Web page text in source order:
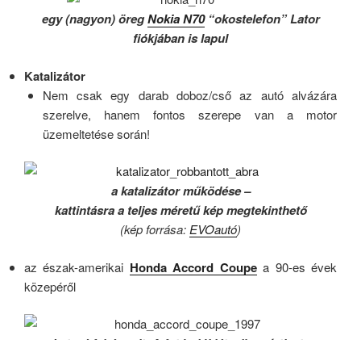
egy (nagyon) öregNokia N70“okostelefon” Lator
fiókjában is lapul
Katalizátor
Nem csak egy darab doboz/cső az autó alvázára
szerelve, hanem fontos szerepe van a motor
üzemeltetése során!
a katalizátor működése –
kattintásra a teljes méretű kép megtekinthető
(kép forrása:EVOautó)
az észak-amerikai Honda Accord Coupea 90-es évek
közepéről